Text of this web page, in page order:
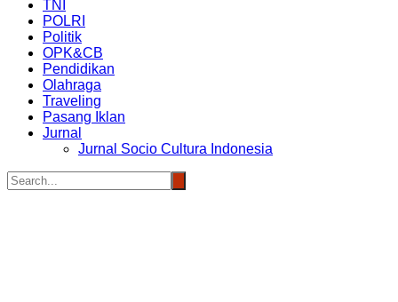
TNI
POLRI
Politik
OPK&CB
Pendidikan
Olahraga
Traveling
Pasang Iklan
Jurnal
Jurnal Socio Cultura Indonesia